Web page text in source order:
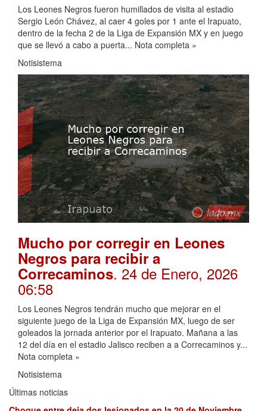
Los Leones Negros fueron humillados de visita al estadio
Sergio León Chávez, al caer 4 goles por 1 ante el Irapuato,
dentro de la fecha 2 de la Liga de Expansión MX y en juego
que se llevó a cabo a puerta... Nota completa »
Notisistema
Mucho por corregir en Leones
Negros para recibir a
Correcaminos. 24 de Enero, 2026
06:58
Los Leones Negros tendrán mucho que mejorar en el
siguiente juego de la Liga de Expansión MX, luego de ser
goleados la jornada anterior por el Irapuato. Mañana a las
12 del día en el estadio Jalisco reciben a a Correcaminos y...
Nota completa »
Notisistema
Últimas noticias